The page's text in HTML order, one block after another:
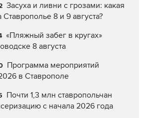
Засуха и ливни с грозами: какая
Ставрополье 8 и 9 августа?
«Пляжный забег в кругах»
8 августа
Программа мероприятий
в Ставрополе
Почти 1,3 млн ставропольчан
с начала 2026 года